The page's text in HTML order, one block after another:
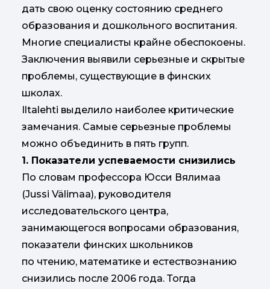
дать свою оценку состоянию среднего
образования и дошкольного воспитания.
Многие специалисты крайне обеспокоены.
Заключения выявили серьезные и скрытые
проблемы, существующие в финских
школах.
Iltalehti выделило наиболее критические
замечания. Самые серьезные проблемы
можно объединить в пять групп.
1. Показатели успеваемости снизились
По словам профессора Юсси Вялимаа
(Jussi Välimaa), руководителя
исследовательского центра,
занимающегося вопросами образования,
показатели финских школьников
по чтению, математике и естествознанию
снизились после 2006 года. Тогда